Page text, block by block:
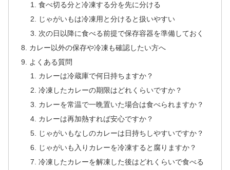
食べ切る分と冷凍する分を先に分ける
じゃがいもは冷凍用と分けると扱いやすい
次の日以降に食べる前提で保存容器を準備しておく
カレー以外の保存や冷凍も確認したい方へ
よくある質問
カレーは冷蔵庫で何日持ちますか？
冷凍したカレーの期限はどれくらいですか？
カレーを常温で一晩置いた場合は食べられますか？
カレーは再加熱すれば安心ですか？
じゃがいもなしのカレーは日持ちしやすいですか？
じゃがいも入りカレーを冷凍すると腐りますか？
冷凍したカレーを解凍した後はどれくらいで食べる